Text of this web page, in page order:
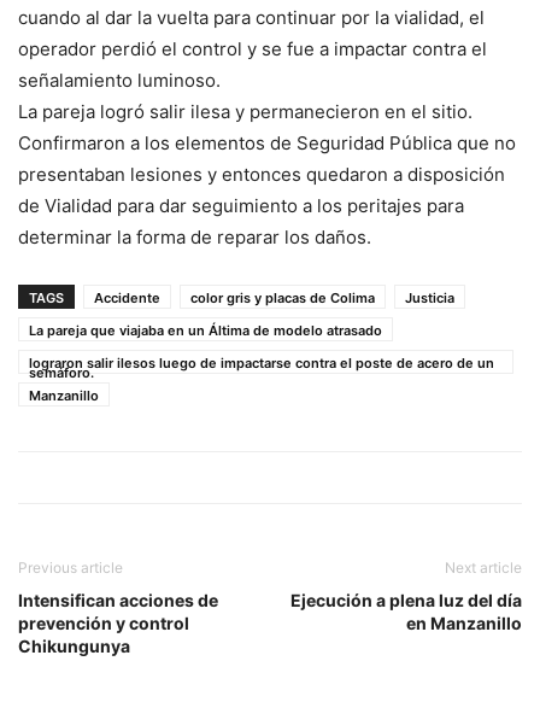
cuando al dar la vuelta para continuar por la vialidad, el
operador perdió el control y se fue a impactar contra el
señalamiento luminoso.
La pareja logró salir ilesa y permanecieron en el sitio.
Confirmaron a los elementos de Seguridad Pública que no
presentaban lesiones y entonces quedaron a disposición
de Vialidad para dar seguimiento a los peritajes para
determinar la forma de reparar los daños.
TAGS Accidente color gris y placas de Colima
Justicia
La pareja que viajaba en un Áltima de modelo atrasado
lograron salir ilesos luego de impactarse contra el poste de acero de un
semáforo.
Manzanillo
Previous article
Intensifican acciones de
prevención y control
Chikungunya
Next article
Ejecución a plena luz del día
en Manzanillo